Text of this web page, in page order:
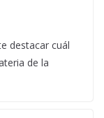
destacar cuál
de la